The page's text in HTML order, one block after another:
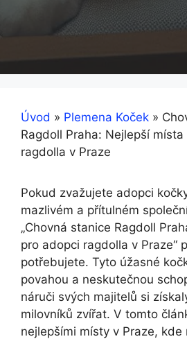
Úvod » Plemena Koček »
Ragdoll Praha: Nejlepší
ragdolla v Praze
Pokud zvažujete adopci
mazlivém a přítulném
„Chovná stanice Ragdoll
pro adopci ragdolla v Praze“
potřebujete. Tyto úžasné
povahou a neskutečnou
náruči svých majitelů si
milovníků zvířat. V tomto
nejlepšími místy v Praze, kde